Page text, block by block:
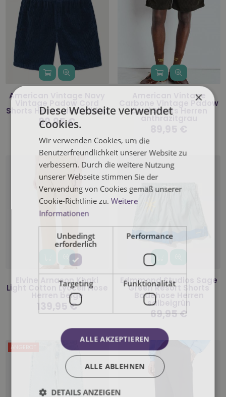
American Vintage Navy
Shorts Herren dunkelblau
Normaler
Preis
89,95 €
American Vintage
Carbone Vintage Padow
Cord Shorts Herren
anthrazitgrau
Elvine Arnason Khaki
Light Cotton Lyocell Hose
Herren beige
Preis
139,95 €
Edmmond Studios Sage
Green Resort Shorts
Badehose Herren
salbeigrün
Normaler
69,95 €
ANGEBOT
×
Diese Webseite verwendet
Cookies.
Wir verwenden Cookies, um die
Benutzerfreundlichkeit unserer Website zu
verbessern. Durch die weitere Nutzung
unserer Webseite stimmen Sie der
Verwendung von Cookies gemäß unserer
Cookie-Richtlinie zu.Weitere
Informationen
Unbedingt
erforderlich
Performance
Targeting Funktionalität
ALLE AKZEPTIEREN
ALLE ABLEHNEN
DETAILS ANZEIGEN